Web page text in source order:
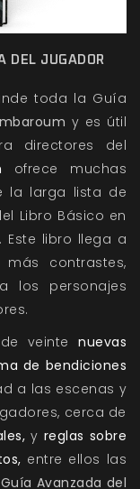
DEL JUGADOR
toda la Guía
y es útil
directores del
ofrece muchas
la larga lista de
Libro Básico en
Este libro llega a
contrastes,
los personajes
de veintenuevas
de bendiciones
a las escenas y
cerca de
y reglas sobre
entre ellos las
Avanzada del